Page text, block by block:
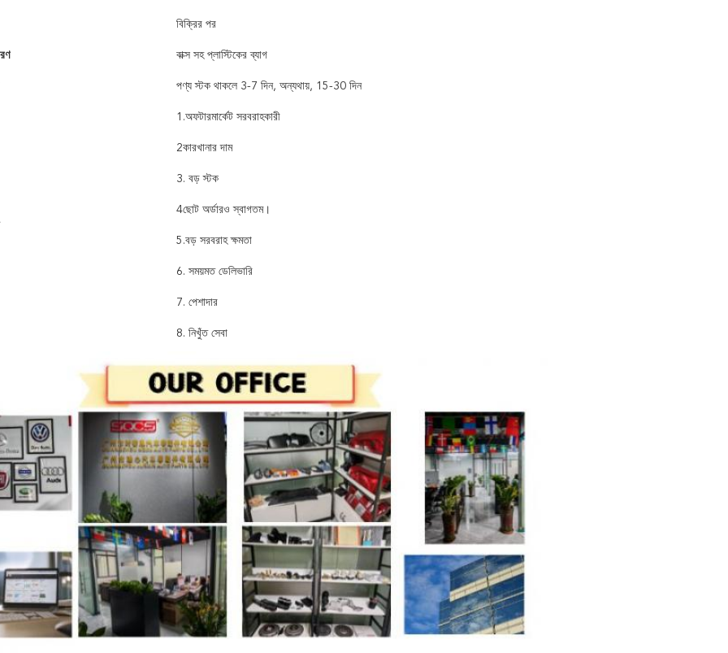
বিক্রির পর
বাক্স সহ প্লাস্টিকের ব্যাগ
পণ্য স্টক থাকলে 3-7 দিন, অন্যথায়, 15-30 দিন
1.অফটারমার্কেট সরবরাহকারী
2কারখানার দাম
3. বড় স্টক
4ছোট অর্ডারও স্বাগতম।
5.বড় সরবরাহ ক্ষমতা
6. সময়মত ডেলিভারি
7. পেশাদার
8. নিখুঁত সেবা